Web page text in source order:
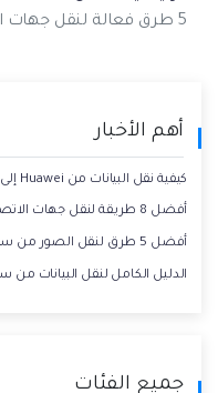
5 طرق فعالة لنقل جهات الاتصال من Samsung إلى iPhone 13
أهم الأخبار
كيفية نقل البيانات من Huawei إلى Samsung
أفضل 8 طريقة لنقل جهات الاتصال من Samsung إلى iPhone في
أفضل 5 طرق لنقل الصور من سامسونج الى ايفون في عام 2023
الدليل الكامل لنقل البيانات من
جميع الفئات